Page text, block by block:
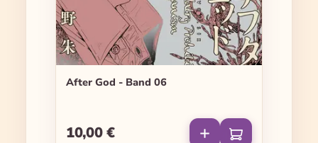
After God - Band 06
Regulärer Preis:
10,00 €